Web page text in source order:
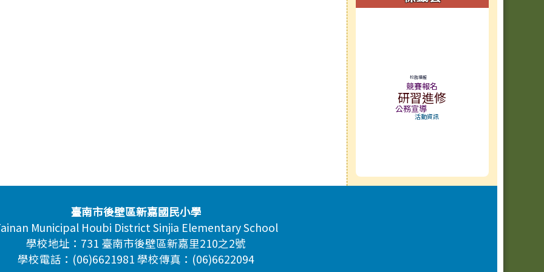
研習進修
競賽報名
校務填報
公務宣導
活動資訊
臺南市後壁區新嘉國民小學
Municipal Houbi District Sinjia Elementary School
學校地址：731 臺南市後壁區新嘉里210之2號
學校電話：(06)6621981 學校傳真：(06)6622094